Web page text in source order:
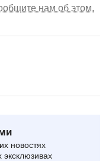
нам об этом.
новостях
эксклюзивах